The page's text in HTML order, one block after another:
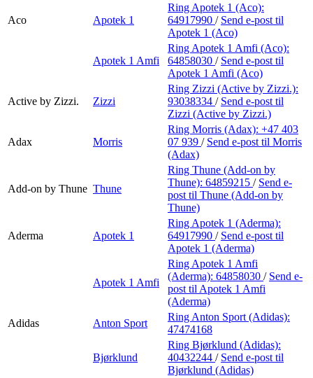
Aco Apotek 1
Ring Apotek 1 (Aco):
64917990 / Send e-post til
Apotek 1 (Aco)
Apotek 1 Amfi
Ring Apotek 1 Amfi (Aco):
64858030 / Send e-post til
Apotek 1 Amfi (Aco)
Active by Zizzi. Zizzi
Ring Zizzi (Active by Zizzi.):
93038334 / Send e-post til
Zizzi (Active by Zizzi.)
Adax Morris
Ring Morris (Adax): +47 403
07 939 / Send e-post til Morris
(Adax)
Add-on by Thune Thune
Ring Thune (Add-on by
Thune): 64859215 / Send e-
post til Thune (Add-on by
Thune)
Aderma Apotek 1
Ring Apotek 1 (Aderma):
64917990 / Send e-post til
Apotek 1 (Aderma)
Apotek 1 Amfi
Ring Apotek 1 Amfi
(Aderma): 64858030 / Send e-
post til Apotek 1 Amfi
(Aderma)
Adidas
Anton Sport
Ring Anton Sport (Adidas):
47474168
Bjørklund
Ring Bjørklund (Adidas):
40432244 / Send e-post til
Bjørklund (Adidas)